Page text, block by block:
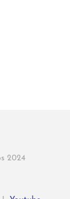
2024